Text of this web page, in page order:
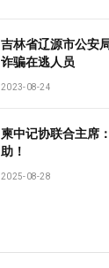
吉林省辽源市公安
诈骗在逃人员
2023-08-24
柬中记协联合主席
助！
2025-08-28